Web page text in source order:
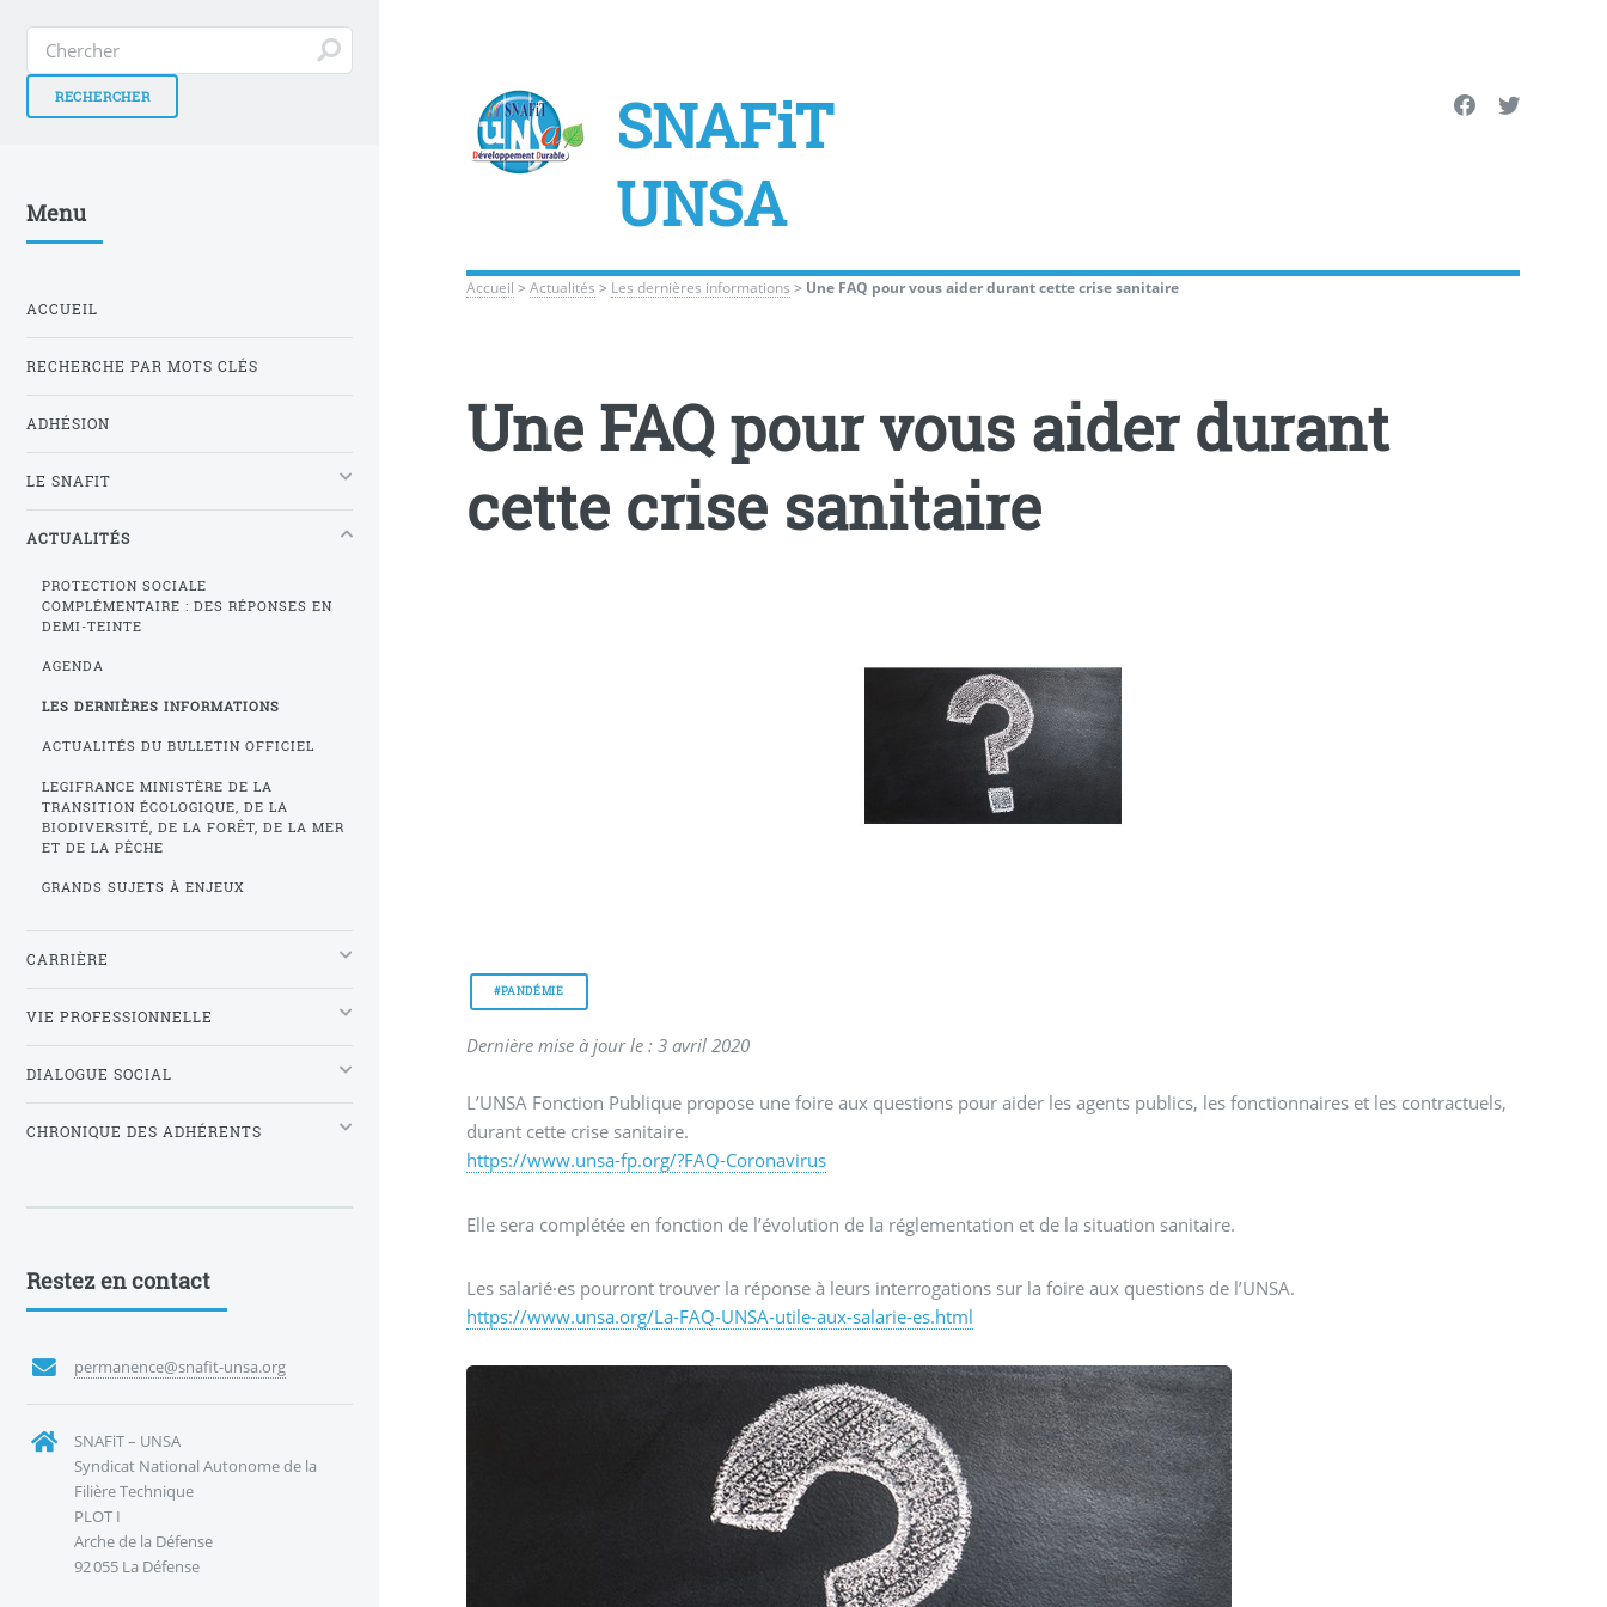
SNAFiT
UNSA
Accueil >Actualités > Les dernières informations > Une FAQ pour vous aider durant cette crise sani­taire
Une FAQ pour vous aider durant
cette crise sani­taire
#PANDÉMIE
Dernière mise à jour le : 3 avril 2020
L’UNSA Fonction Publique propose une foire aux questions pour aider les agents publics, les fonctionnaires et les contractuels,
durant cette crise sanitaire.
https://www.unsa-fp.org/?FAQ-Coronavirus
Elle sera complétée en fonction de l’évolution de la réglementation et de la situation sanitaire.
Les salarié·es pourront trouver la réponse à leurs interrogations sur la foire aux questions de l’UNSA.
https://www.unsa.org/La-FAQ-UNSA-utile-aux-salarie-es.html
Menu
ACCUEIL
RECHERCHE PAR MOTS CLÉS
ADHÉSION
LE SNAFIT
ACTUALITÉS
PROTECTION SOCIALE
COMPLÉMENTAIRE : DES RÉPONSES EN
DEMI-TEINTE
AGENDA
LES DERNIÈRES INFORMATIONS
ACTUALITÉS DU BULLETIN OFFICIEL
LEGIFRANCE MINISTÈRE DE LA
TRANSITION ÉCOLOGIQUE, DE LA
BIODIVERSITÉ, DE LA FORÊT, DE LA MER
ET DE LA PÊCHE
GRANDS SUJETS À ENJEUX
CARRIÈRE
VIE PROFESSIONNELLE
DIALOGUE SOCIAL
CHRONIQUE DES ADHÉRENTS
Restez en contact
permanence@snafit-unsa.org
SNAFiT – UNSA
Syndicat National Autonome de la
Filière Technique
PLOT I
Arche de la Défense
92 055 La Défense